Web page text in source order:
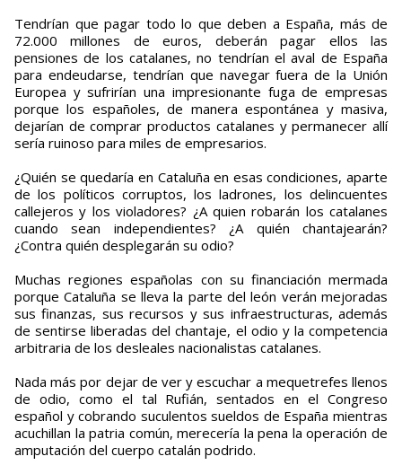
Tendrían que pagar todo lo que deben a España, más de
72.000 millones de euros, deberán pagar ellos las
pensiones de los catalanes, no tendrían el aval de España
para endeudarse, tendrían que navegar fuera de la Unión
Europea y sufrirían una impresionante fuga de empresas
porque los españoles, de manera espontánea y masiva,
dejarían de comprar productos catalanes y permanecer allí
sería ruinoso para miles de empresarios.
¿Quién se quedaría en Cataluña en esas condiciones, aparte
de los políticos corruptos, los ladrones, los delincuentes
callejeros y los violadores? ¿A quien robarán los catalanes
cuando sean independientes? ¿A quién chantajearán?
¿Contra quién desplegarán su odio?
Muchas regiones españolas con su financiación mermada
porque Cataluña se lleva la parte del león verán mejoradas
sus finanzas, sus recursos y sus infraestructuras, además
de sentirse liberadas del chantaje, el odio y la competencia
arbitraria de los desleales nacionalistas catalanes.
Nada más por dejar de ver y escuchar a mequetrefes llenos
de odio, como el tal Rufián, sentados en el Congreso
español y cobrando suculentos sueldos de España mientras
acuchillan la patria común, merecería la pena la operación de
amputación del cuerpo catalán podrido.